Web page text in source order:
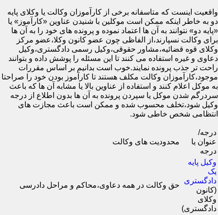
واقعیت اینست که متاسفانه برخی از کارآموزان وکالت یا وکلای پایه
دو به خاطر اینکه ممکن است موکلین با شنیدن عناوین «کارآموز» یا
«پایه دو» نتوانند به آن ها اعتماد نموده و پرونده های خود را به آن ها
برای وکالت نسپارند،از الفاظی چون عضو کانون وکلا،عضو مرکز
وکلای قوه قضائیه،مشاور حقوقی،وکیل رسمی دادگستری،وکیل
دعاوی و غیره استفاده می کنند تا این مسئله را پوشش داده و بتوانند
راحت تر جذب پرونده نمایند.خوب است بدانیم بر اساس مقررات
موجود،کارآموزان وکالت مکلف هستند تا کارآموز بودن خود را صراحتا
به موکل اعلام کنند و استفاده از عناوین بالا یا مشابه آن ها که باعث
سردرگم شدن موکل یا سپردن پرونده به آن ها بدون اطلاع از درجه
وکیل شود،تخلف محسوب شده و ممکن است باعث مجازت های
انتظامی شخص خاطی شود.
درجه/
عنوان یا
درجه
محدودیت های وکالت
وکیل پایه
یک
دادگستری
(کانون
وکلای
دادگستری)
حق وکالت در همه دعاوی،محاکم و مراحل دادرسی